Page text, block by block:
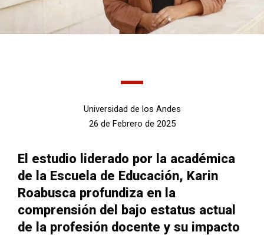
Universidad de los Andes
26 de Febrero de 2025
El estudio liderado por la académica
de la Escuela de Educación, Karin
Roabusca profundiza en la
comprensión del bajo estatus actual
de la profesión docente y su impacto